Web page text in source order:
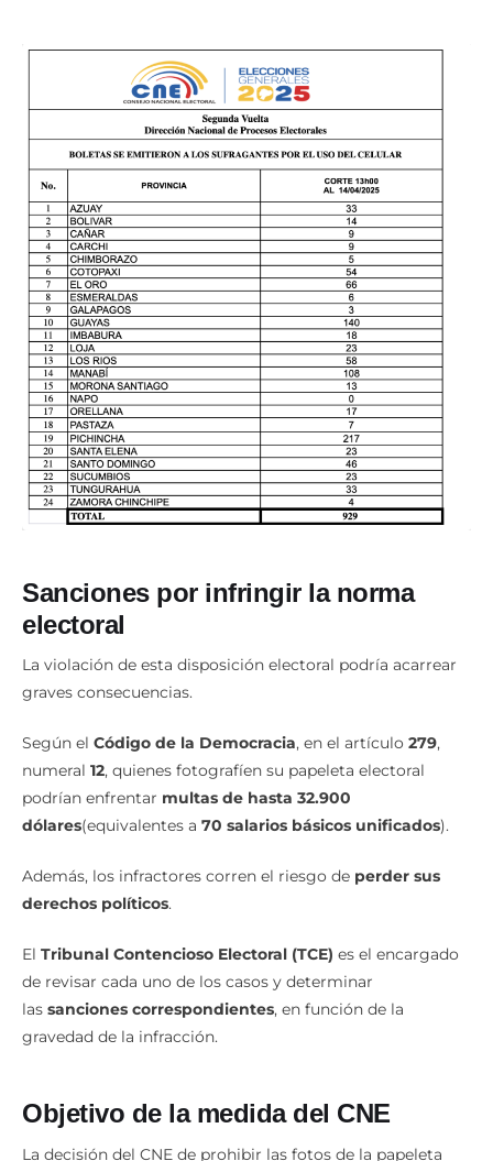
Sanciones por infringir la norma
electoral
La violación de esta disposición electoral podría acarrear
graves consecuencias.
Según el Código de la Democracia, en el artículo 279,
numeral 12, quienes fotografíen su papeleta electoral
podrían enfrentar multas de hasta 32.900
dólares(equivalentes a 70 salarios básicos unificados).
Además, los infractores corren el riesgo de perder sus
derechos políticos.
El Tribunal Contencioso Electoral (TCE) es el encargado
de revisar cada uno de los casos y determinar
las sanciones correspondientes, en función de la
gravedad de la infracción.
Objetivo de la medida del CNE
La decisión del CNE de prohibir las fotos de la papeleta